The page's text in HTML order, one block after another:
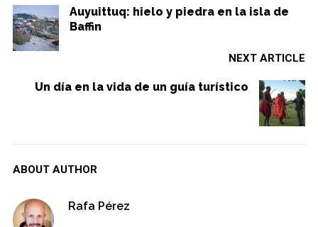
Auyuittuq: hielo y piedra en la isla de
Baffin
NEXT ARTICLE
Un día en la vida de un guía turístico
ABOUT AUTHOR
Rafa Pérez